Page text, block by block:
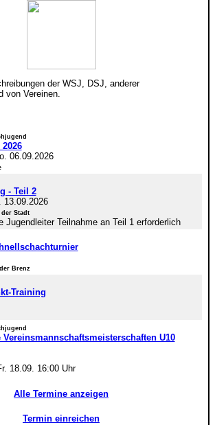
der WSJ, DSJ, anderer
von Vereinen.
06.09.2026
- Teil 2
13.09.2026
Stadt
Jugendleiter Teilnahme an Teil 1 erforderlich
Brenz
Training
U10
18.09. 16:00 Uhr
Alle Termine anzeigen
Termin einreichen